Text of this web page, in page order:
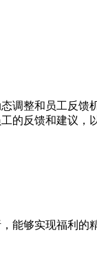
调整和员工反
的反馈和建议
能够实现福利